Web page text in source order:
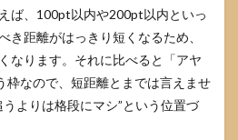
ば、100pt以内や200pt以内といっ
き距離がはっきり短くなるため、
なります。それに比べると「アヤ
枠なので、短距離とまでは言えませ
よりは格段にマシ”という位置づ